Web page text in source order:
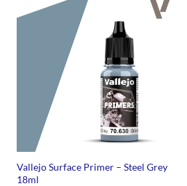
Vallejo Surface Primer – Steel Grey
18ml